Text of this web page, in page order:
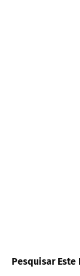
Pesquisar Este